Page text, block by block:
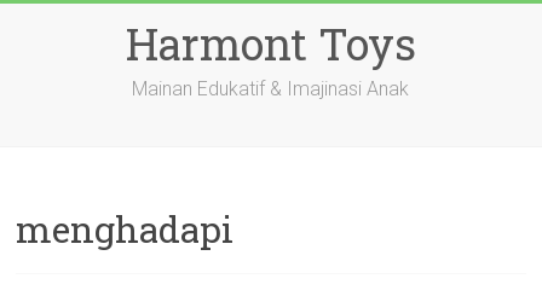
Harmont Toys
Mainan Edukatif & Imajinasi Anak
menghadapi